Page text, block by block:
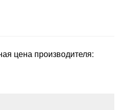
цена производителя: